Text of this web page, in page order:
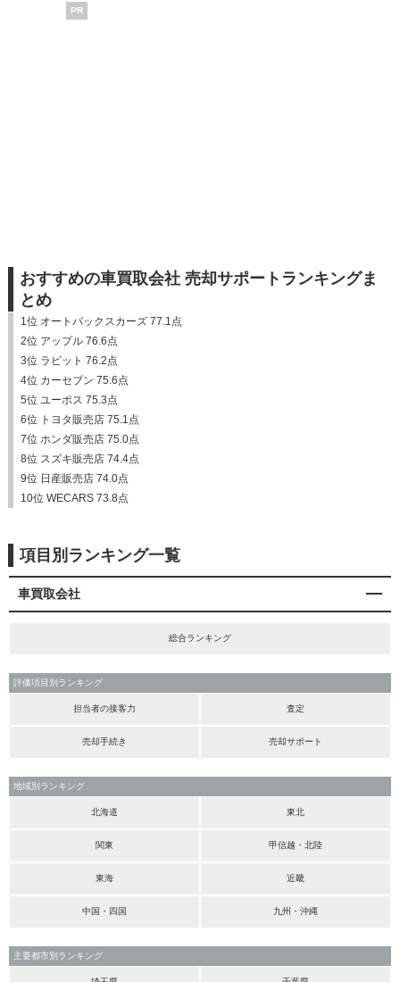
PR
おすすめの車買取会社 売却サポートランキングま
とめ
1位 オートバックスカーズ 77.1点
2位 アップル 76.6点
3位 ラビット 76.2点
4位 カーセブン 75.6点
5位 ユーポス 75.3点
6位 トヨタ販売店 75.1点
7位 ホンダ販売店 75.0点
8位 スズキ販売店 74.4点
9位 日産販売店 74.0点
10位 WECARS 73.8点
項目別ランキング一覧
車買取会社
総合ランキング
評価項目別ランキング
担当者の接客力 査定
売却手続き 売却サポート
地域別ランキング
北海道 東北
関東 甲信越・北陸
東海 近畿
中国・四国 九州・沖縄
主要都市別ランキング